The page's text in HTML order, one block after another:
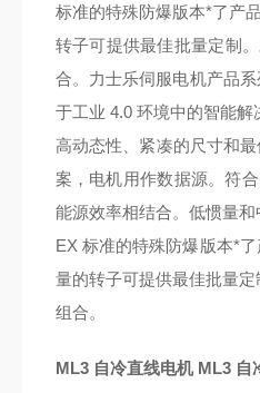
标准的特殊防爆版本*了产品
转子可提供最佳批量定制
合。 力士乐伺服电机产品
于工业 4.0 环境中的智能解
高动态性、紧凑的尺寸和
案，电机用作数据源。符
能源效率相结合。低惯量
EX 标准的特殊防爆版本*了
量的转子可提供最佳批量
组合。
ML3 自冷直线电机 ML3 自